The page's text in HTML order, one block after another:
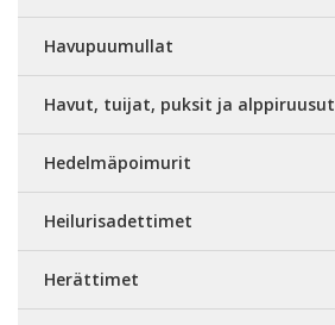
Havupuumullat
Havut, tuijat, puksit ja alppiruusut
Hedelmäpoimurit
Heilurisadettimet
Herättimet